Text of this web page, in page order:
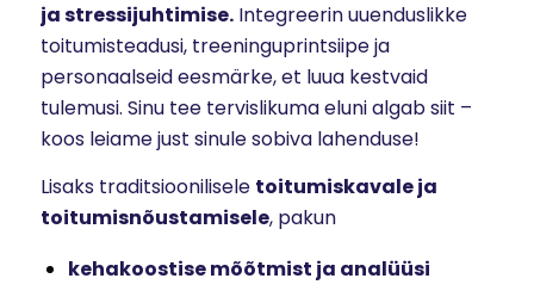
ja stressijuhtimise.Integreerin uuenduslikke
toitumisteadusi, treeninguprintsiipe ja
personaalseid eesmärke, et luua kestvaid
tulemusi. Sinu tee tervislikuma eluni algab siit –
koos leiame just sinule sobiva lahenduse!
Lisaks traditsioonilisele toitumiskavale ja
toitumisnõustamisele, pakun
kehakoostise mõõtmist ja analüüsi